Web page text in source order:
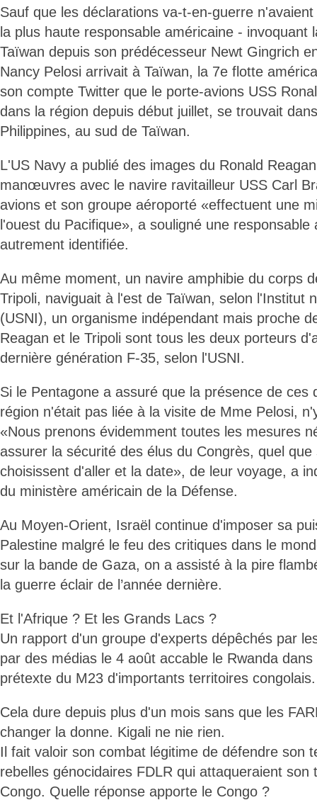
Sauf que les déclarations va-t-en-guerre
la plus haute responsable américaine - invoquant
Taïwan depuis son prédécesseur Newt Gingrich
Nancy Pelosi arrivait à Taïwan, la 7e flotte
son compte Twitter que le porte-avions USS
dans la région depuis début juillet, se trouvait
Philippines, au sud de Taïwan.
L'US Navy a publié des images du Ronald
manœuvres avec le navire ravitailleur USS Carl
avions et son groupe aéroporté «effectuent une
l'ouest du Pacifique», a souligné une responsable
autrement identifiée.
Au même moment, un navire amphibie du corps
Tripoli, naviguait à l'est de Taïwan, selon l'Institut
(USNI), un organisme indépendant mais proche
Reagan et le Tripoli sont tous les deux porteurs
dernière génération F-35, selon l'USNI.
Si le Pentagone a assuré que la présence de ces
région n'était pas liée à la visite de Mme Pelosi,
«Nous prenons évidemment toutes les mesures
assurer la sécurité des élus du Congrès, quel
choisissent d'aller et la date», de leur voyage, a
du ministère américain de la Défense.
Au Moyen-Orient, Israël continue d'imposer sa
Palestine malgré le feu des critiques dans le
sur la bande de Gaza, on a assisté à la pire
la guerre éclair de l’année dernière.
Et l'Afrique ? Et les Grands Lacs ?
Un rapport d'un groupe d'experts dépêchés par
par des médias le 4 août accable le Rwanda
prétexte du M23 d'importants territoires congolais.
Cela dure depuis plus d'un mois sans que les
changer la donne. Kigali ne nie rien.
Il fait valoir son combat légitime de défendre son
rebelles génocidaires FDLR qui attaqueraient son
Congo. Quelle réponse apporte le Congo ?